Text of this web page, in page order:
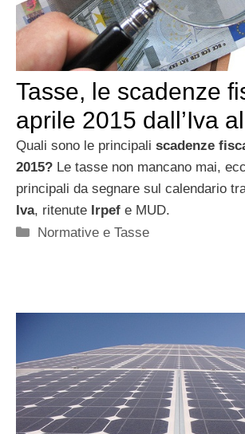
Tasse, le scadenze
aprile 2015 dall’Iva
Quali sono le principali scadenze
2015? Le tasse non mancano mai,
principali da segnare sul calendario
Iva, ritenute Irpef e MUD.
Categorie
Normative e Tasse